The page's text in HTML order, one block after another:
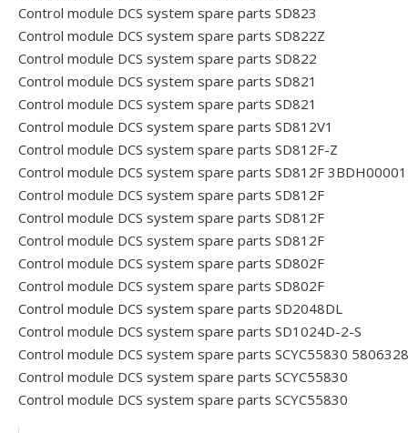
Control module DCS system spare parts SD823
Control module DCS system spare parts SD822Z
Control module DCS system spare parts SD822
Control module DCS system spare parts SD821
Control module DCS system spare parts SD821
Control module DCS system spare parts SD812V1
Control module DCS system spare parts SD812F-Z
Control module DCS system spare parts SD812F
Control module DCS system spare parts SD812F
Control module DCS system spare parts SD812F
Control module DCS system spare parts SD812F
Control module DCS system spare parts SD802F
Control module DCS system spare parts SD802F
Control module DCS system spare parts SD2048DL
Control module DCS system spare parts SD1024D-2-S
Control module DCS system spare parts SCYC55830
Control module DCS system spare parts SCYC55830
Control module DCS system spare parts SCYC55830